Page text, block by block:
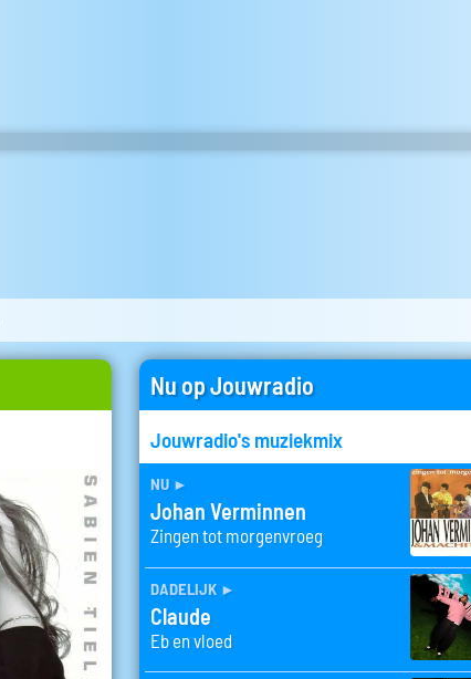
Nu op Jouwradio
Jouwradio's muziekmix
nu ►
Johan Verminnen
Zingen tot morgenvroeg
dadelijk ►
Claude
Eb en vloed